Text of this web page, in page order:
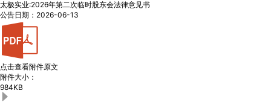
太极实业:2026年第二次临时股东会法律意见书
公告日期：2026-06-13
点击查看附件原文
附件大小：
984KB